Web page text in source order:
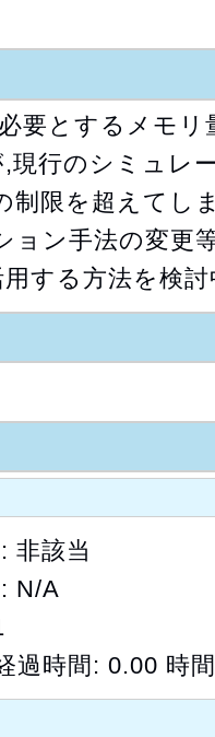
要とするメモ
現行のシミュレ
制限を超えてし
ョン手法の変更
する方法を検討
非該当
N/A
過時間: 0.00 時間